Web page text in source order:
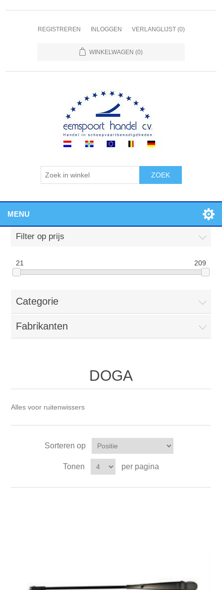
REGISTREREN INLOGGEN VERLANGLIJST (0)
WINKELWAGEN (0)
ZOEK
MENU
Filter op prijs
21 209
Categorie
Fabrikanten
DOGA
Alles voor ruitenwissers
Sorteren op
Tonen per pagina